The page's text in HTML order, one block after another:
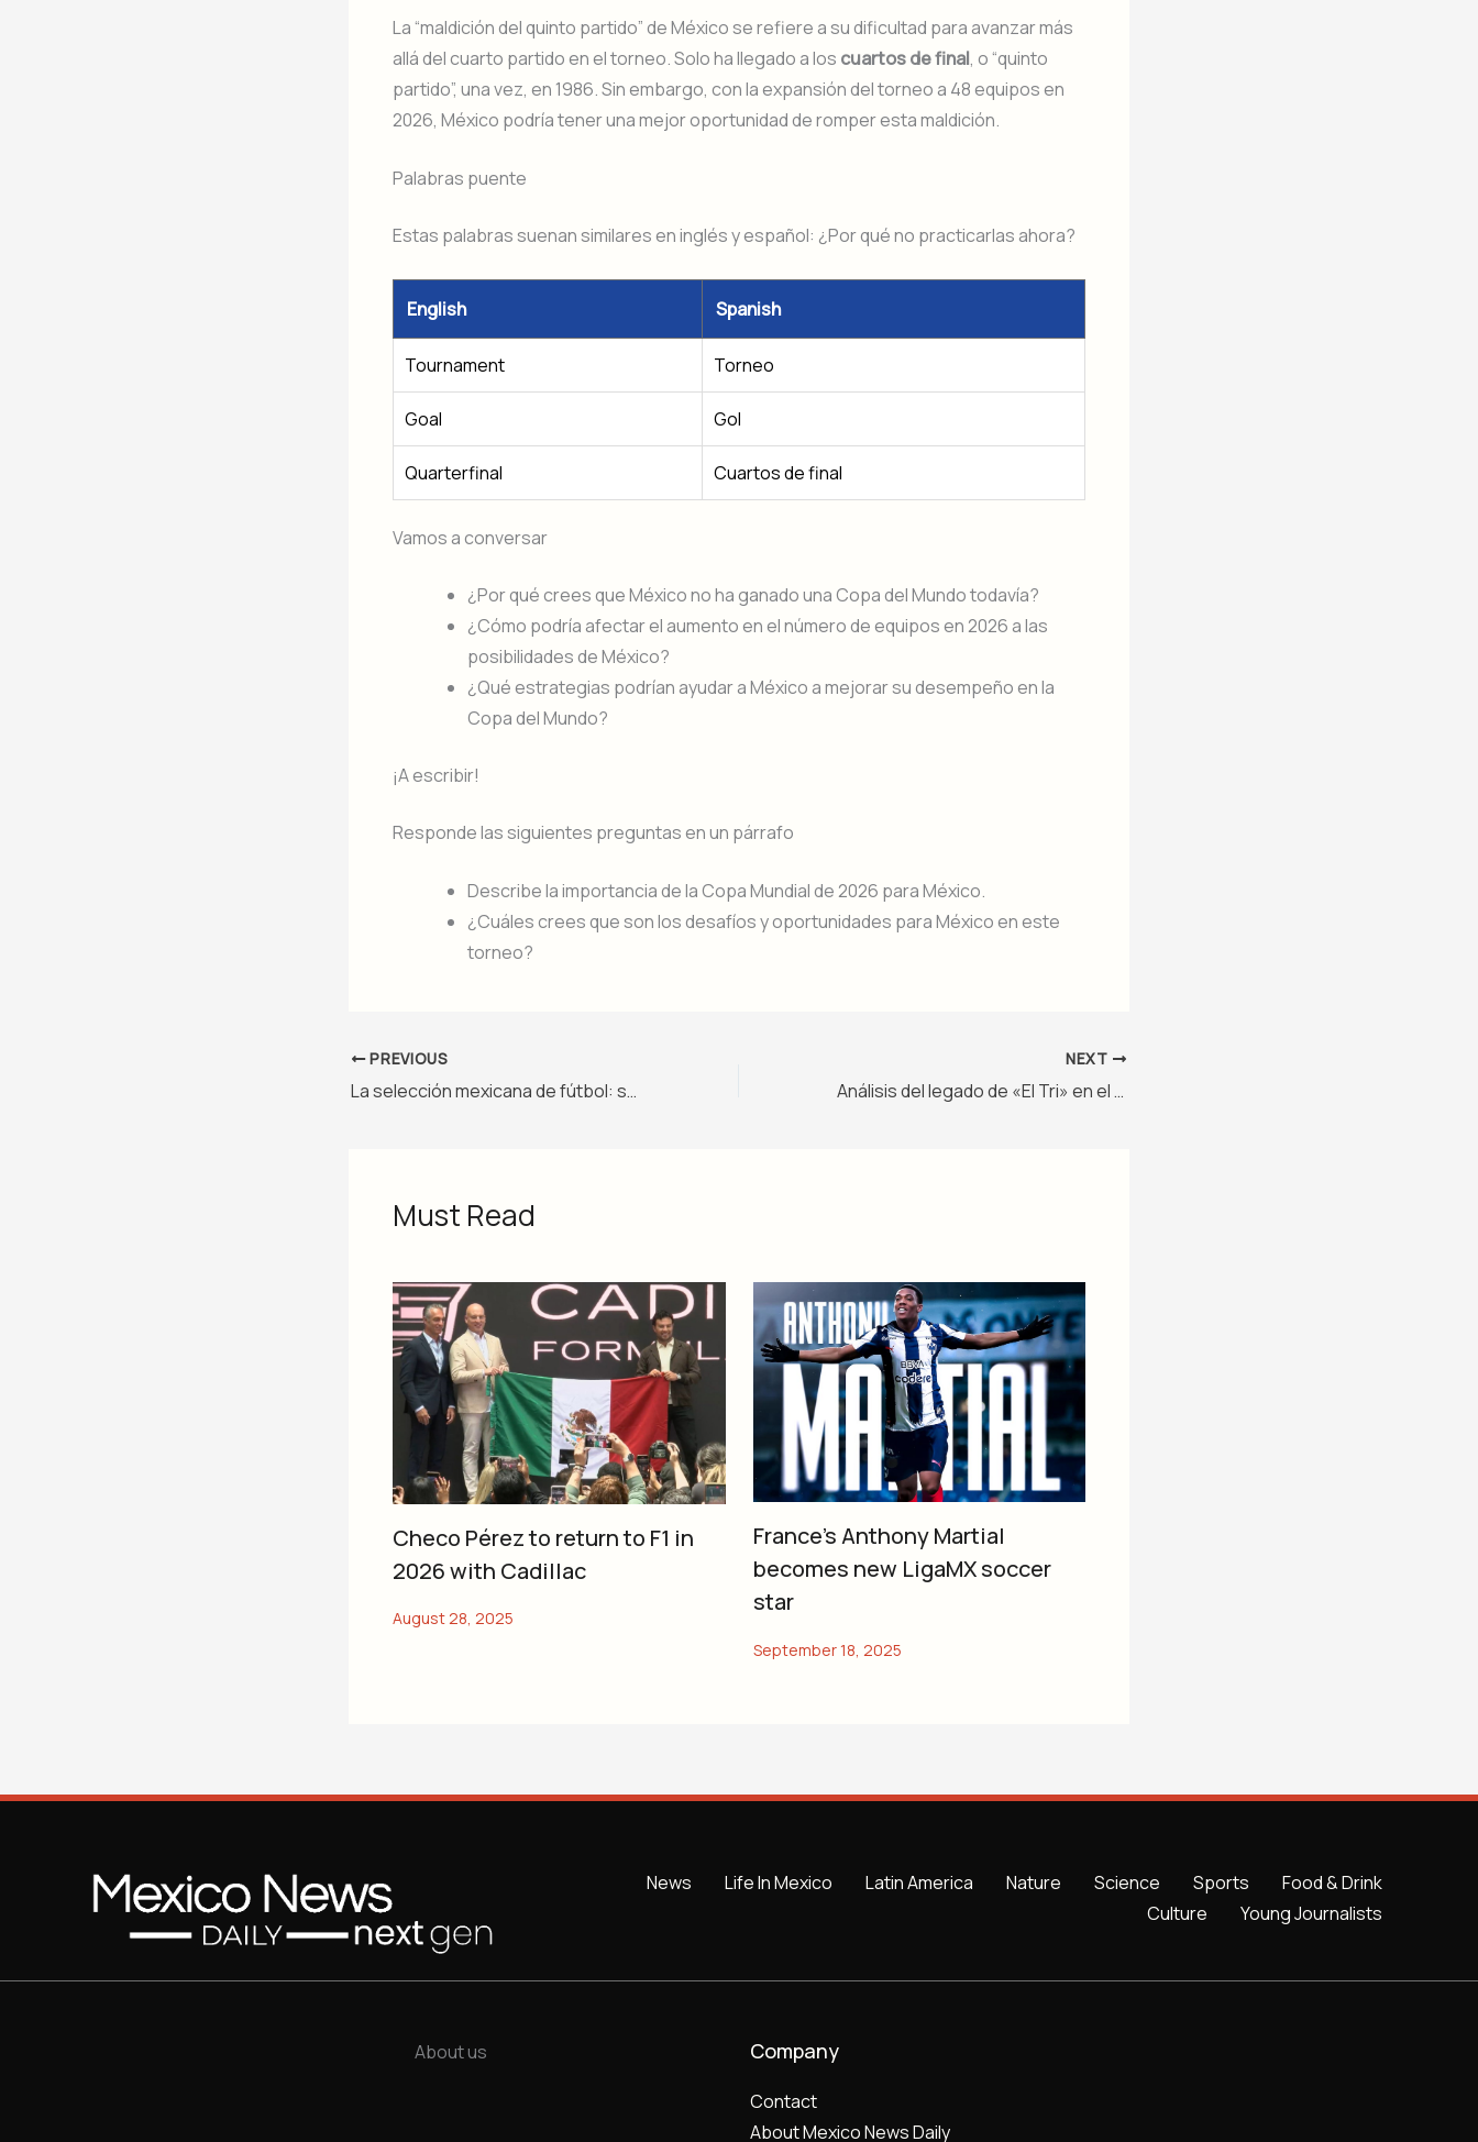
La “maldición del quinto partido” de México se refiere a su dificultad para avanzar más
allá del cuarto partido en el torneo. Solo ha llegado a los cuartos de final, o “quinto
partido”, una vez, en 1986. Sin embargo, con la expansión del torneo a 48 equipos en
2026, México podría tener una mejor oportunidad de romper esta maldición.
Palabras puente
Estas palabras suenan similares en inglés y español: ¿Por qué no practicarlas ahora?
English Spanish
Tournament Torneo
Goal Gol
Quarterfinal Cuartos de final
Vamos a conversar
¿Por qué crees que México no ha ganado una Copa del Mundo todavía?
¿Cómo podría afectar el aumento en el número de equipos en 2026 a las
posibilidades de México?
¿Qué estrategias podrían ayudar a México a mejorar su desempeño en la
Copa del Mundo?
¡A escribir!
Responde las siguientes preguntas en un párrafo
Describe la importancia de la Copa Mundial de 2026 para México.
¿Cuáles crees que son los desafíos y oportunidades para México en este
torneo?
PREVIOUS
La selección mexicana de fútbol: su trayectoria en el Mundial – Nivel 1
NEXT
Análisis del legado de «El Tri» en el Mundial: una visión general estadística del rendimiento de México – Nivel 3
Must Read
Checo Pérez to return to F1 in
2026 with Cadillac
France’s Anthony Martial
becomes new LigaMX soccer
star
News Life In Mexico Latin America Nature Science Sports
Food & Drink
Culture
Young Journalists
About us Company
Contact
About Mexico News Daily